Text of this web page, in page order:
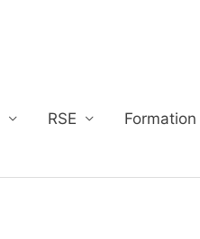
RSE Formation